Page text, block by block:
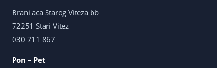
Branilaca Starog Viteza bb
72251 Stari Vitez
030 711 867
Pon – Pet